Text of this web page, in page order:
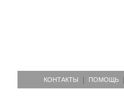
КОНТАКТЫ ПОМОЩЬ